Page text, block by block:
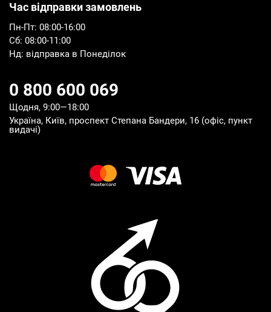
Час відправки замовлень
Пн-Пт: 08:00-16:00
Сб: 08:00-11:00
Нд: відправка в Понеділок
0 800 600 069
Щодня, 9:00—18:00
Україна, Київ, проспект Степана Бандери, 16 (офіс, пункт
видачі)